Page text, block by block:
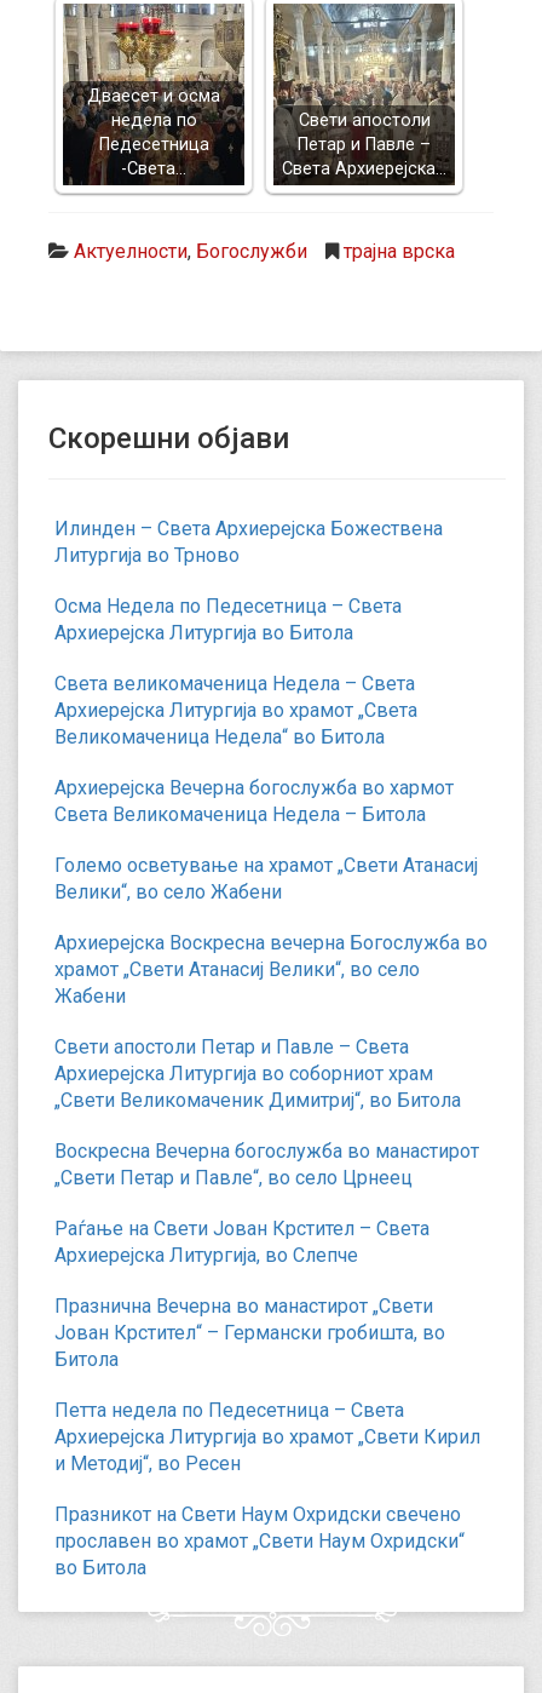
Дваесет и осма
недела по
Педесетница
-Света…
Свети апостоли
Петар и Павле –
Света Архиерејска…
Актуелности, Богослужби трајна врска
Скорешни објави
Илинден – Света Архиерејска Божествена
Литургија во Трново
Осма Недела по Педесетница – Света
Архиерејска Литургија во Битола
Света великомаченица Недела – Света
Архиерејска Литургија во храмот „Света
Великомаченица Недела“ во Битола
Архиерејска Вечерна богослужба во хармот
Света Великомаченица Недела – Битола
Големо осветување на храмот „Свети Атанасиј
Велики“, во село Жабени
Архиерејска Воскресна вечерна Богослужба во
храмот „Свети Атанасиј Велики“, во село
Жабени
Свети апостоли Петар и Павле – Света
Архиерејска Литургија во соборниот храм
„Свети Великомаченик Димитриј“, во Битола
Воскресна Вечерна богослужба во манастирот
„Свети Петар и Павле“, во село Црнеец
Раѓање на Свети Јован Крстител – Света
Архиерејска Литургија, во Слепче
Празнична Вечерна во манастирот „Свети
Јован Крстител“ – Германски гробишта, во
Битола
Петта недела по Педесетница – Света
Архиерејска Литургија во храмот „Свети Кирил
и Методиј“, во Ресен
Празникот на Свети Наум Охридски свечено
прославен во храмот „Свети Наум Охридски“
во Битола